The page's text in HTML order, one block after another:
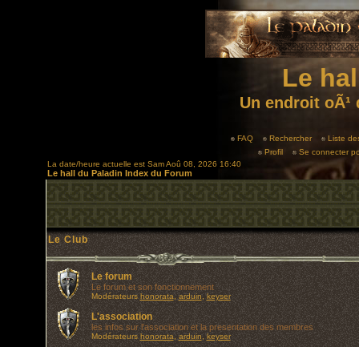
Le
Un endroit
FAQ Rechercher
Liste
Profil
Se connecter
La date/heure actuelle est Sam Aoû 08, 2026 16:40
Le hall du Paladin Index du Forum
Le Club
Le forum
Le forum et son fonctionnement
Modérateurs honorata ,arduin ,keyser
L'association
les infos sur l'association et la presentation des membres
Modérateurs honorata ,arduin ,keyser